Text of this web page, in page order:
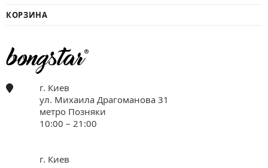
КОРЗИНА
г. Киев
ул. Михаила Драгоманова 31
метро Позняки
10:00 – 21:00
г. Киев